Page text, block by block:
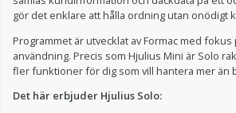
gör det enklare att hålla ordning utan onödigt
Programmet är utvecklat av Formac med
användning. Precis som Hjulius Mini är Solo
fler funktioner för dig som vill hantera mer än
Det här erbjuder Hjulius Solo: